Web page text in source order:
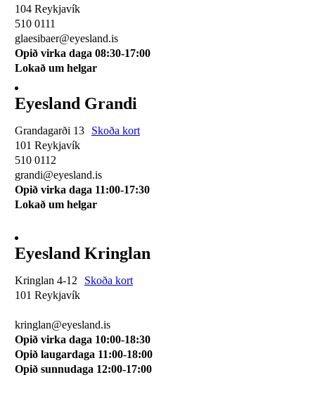
104 Reykjavík
510 0111
glaesibaer@eyesland.is
Opið virka daga 08:30-17:00
Lokað um helgar
Eyesland Grandi
Grandagarði 13
Skoða kort
101 Reykjavík
510 0112
grandi@eyesland.is
Opið virka daga 11:00-17:30
Lokað um helgar
Eyesland Kringlan
Kringlan 4-12
Skoða kort
101 Reykjavík
kringlan@eyesland.is
Opið virka daga 10:00-18:30
Opið laugardaga 11:00-18:00
Opið sunnudaga 12:00-17:00